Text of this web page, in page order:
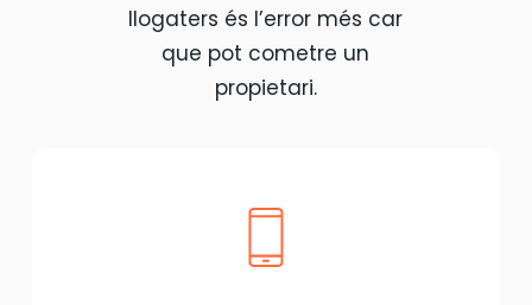
llogaters és l’error més car
que pot cometre un
propietari.